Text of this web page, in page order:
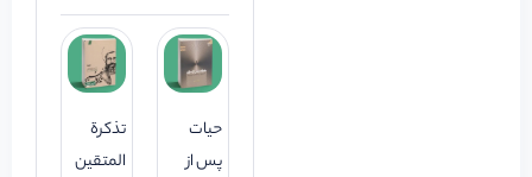
حیات
پس از
تذکرة
المتقین